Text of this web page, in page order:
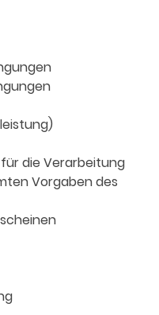
die Verarbeitung
Vorgaben des